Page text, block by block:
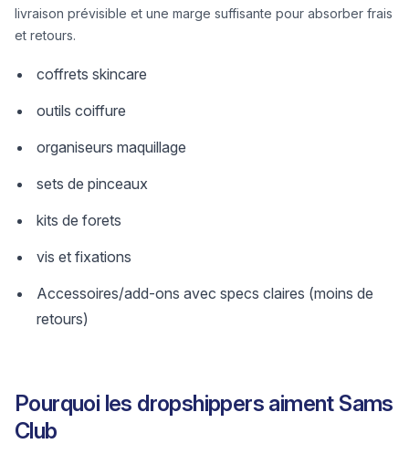
livraison prévisible et une marge suffisante pour absorber frais
et retours.
coffrets skincare
outils coiffure
organiseurs maquillage
sets de pinceaux
kits de forets
vis et fixations
Accessoires/add-ons avec specs claires (moins de
retours)
Pourquoi les dropshippers aiment Sams
Club